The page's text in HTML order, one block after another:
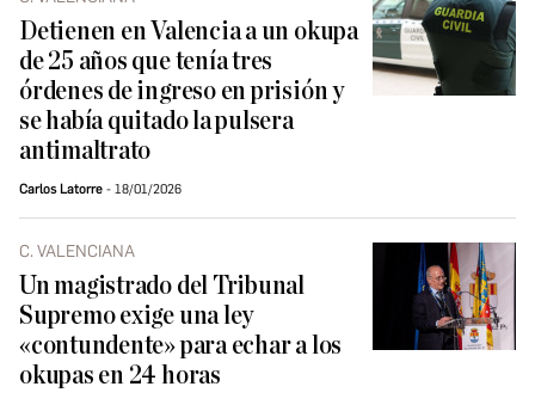
Detienen en Valencia a un okupa
de 25 años que tenía tres
órdenes de ingreso en prisión y
se había quitado la pulsera
antimaltrato
Carlos Latorre 18/01/2026
C. VALENCIANA
Un magistrado del Tribunal
Supremo exige una ley
«contundente» para echar a los
okupas en 24 horas